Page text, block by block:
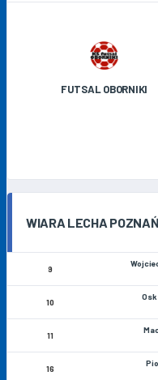
FUTSAL OBORNIKI
WIARA LECHA POZNAŃ
9
10
11
16